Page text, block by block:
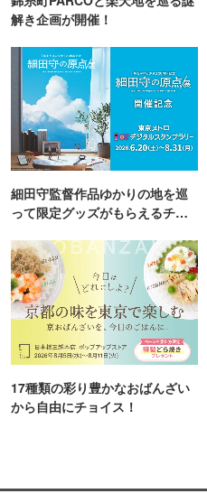
解き企画が開催！
細田守監督作品ゆかりの地を巡
って限定グッズがもらえるチャ
17種類の彩り豊かなおばんざい
から自由にチョイス！